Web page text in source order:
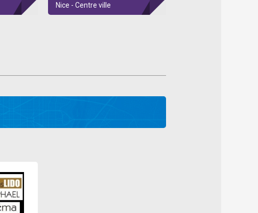
Nice - Centre ville